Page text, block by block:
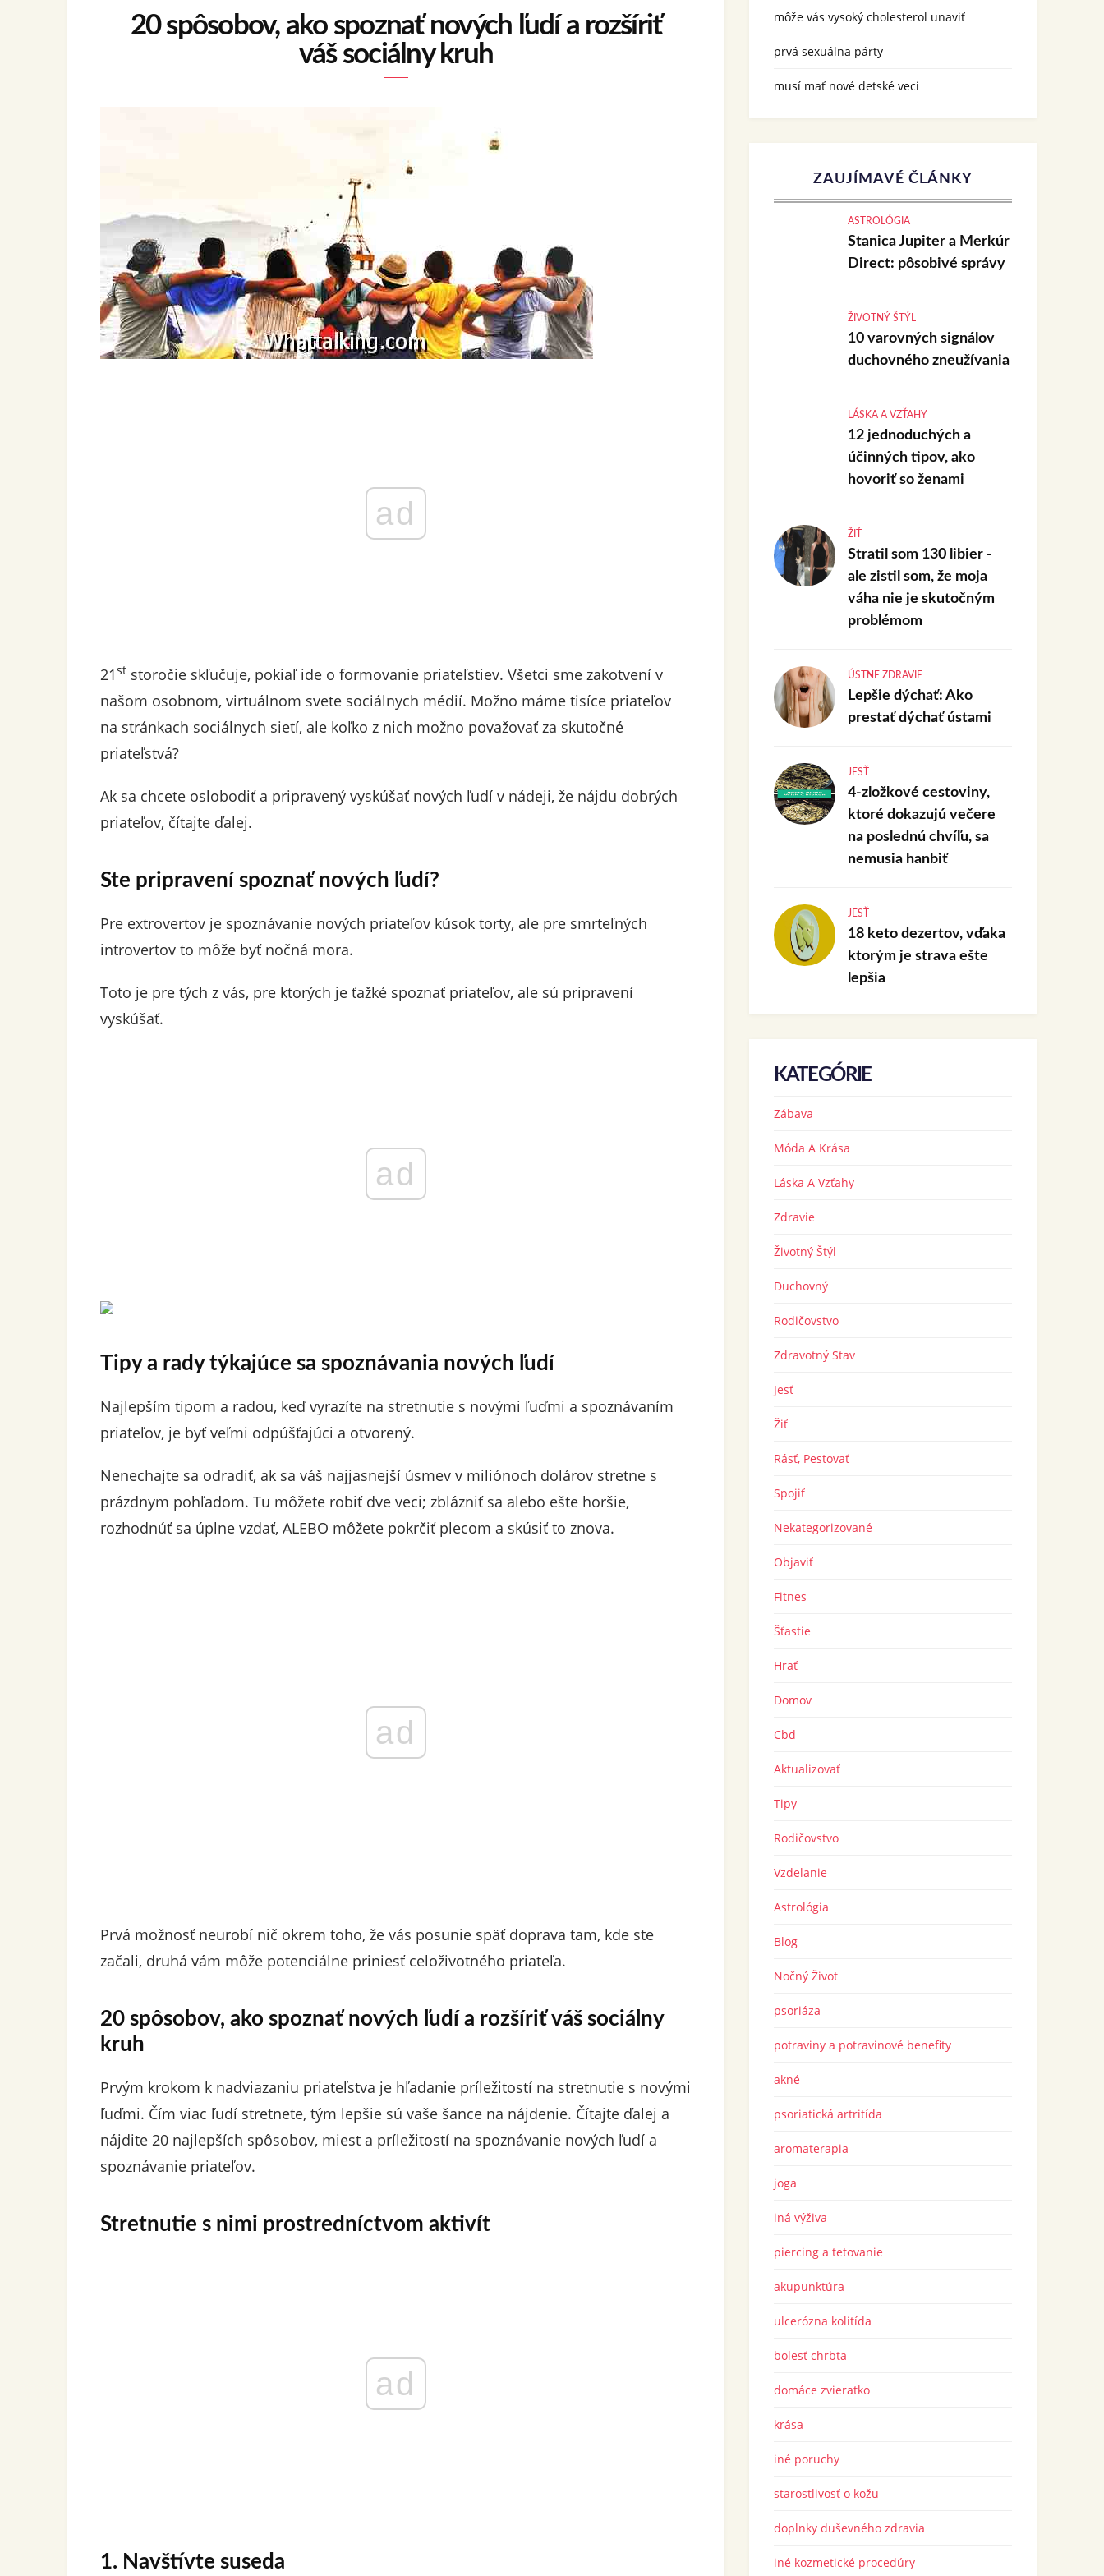
20 spôsobov, ako spoznať nových ľudí a rozšíriť
váš sociálny kruh
ad
21st storočie skľučuje, pokiaľ ide o formovanie priateľstiev. Všetci sme zakotvení v
našom osobnom, virtuálnom svete sociálnych médií. Možno máme tisíce priateľov
na stránkach sociálnych sietí, ale koľko z nich možno považovať za skutočné
priateľstvá?
Ak sa chcete oslobodiť a pripravený vyskúšať nových ľudí v nádeji, že nájdu dobrých
priateľov, čítajte ďalej.
Ste pripravení spoznať nových ľudí?
Pre extrovertov je spoznávanie nových priateľov kúsok torty, ale pre smrteľných
introvertov to môže byť nočná mora.
Toto je pre tých z vás, pre ktorých je ťažké spoznať priateľov, ale sú pripravení
vyskúšať.
ad
Tipy a rady týkajúce sa spoznávania nových ľudí
Najlepším tipom a radou, keď vyrazíte na stretnutie s novými ľuďmi a spoznávaním
priateľov, je byť veľmi odpúšťajúci a otvorený.
Nenechajte sa odradiť, ak sa váš najjasnejší úsmev v miliónoch dolárov stretne s
prázdnym pohľadom. Tu môžete robiť dve veci; zblázniť sa alebo ešte horšie,
rozhodnúť sa úplne vzdať, ALEBO môžete pokrčiť plecom a skúsiť to znova.
ad
Prvá možnosť neurobí nič okrem toho, že vás posunie späť doprava tam, kde ste
začali, druhá vám môže potenciálne priniesť celoživotného priateľa.
20 spôsobov, ako spoznať nových ľudí a rozšíriť váš sociálny
kruh
Prvým krokom k nadviazaniu priateľstva je hľadanie príležitostí na stretnutie s novými
ľuďmi. Čím viac ľudí stretnete, tým lepšie sú vaše šance na nájdenie. Čítajte ďalej a
nájdite 20 najlepších spôsobov, miest a príležitostí na spoznávanie nových ľudí a
spoznávanie priateľov.
Stretnutie s nimi prostredníctvom aktivít
ad
1. Navštívte suseda
môže vás vysoký cholesterol unaviť
prvá sexuálna párty
musí mať nové detské veci
ZAUJÍMAVÉ ČLÁNKY
ASTROLÓGIA
Stanica Jupiter a Merkúr
Direct: pôsobivé správy
ŽIVOTNÝ ŠTÝL
10 varovných signálov
duchovného zneužívania
LÁSKA A VZŤAHY
12 jednoduchých a
účinných tipov, ako
hovoriť so ženami
ŽIŤ
Stratil som 130 libier -
ale zistil som, že moja
váha nie je skutočným
problémom
ÚSTNE ZDRAVIE
Lepšie dýchať: Ako
prestať dýchať ústami
JESŤ
4-zložkové cestoviny,
ktoré dokazujú večere
na poslednú chvíľu, sa
nemusia hanbiť
JESŤ
18 keto dezertov, vďaka
ktorým je strava ešte
lepšia
KATEGÓRIE
Zábava
Móda A Krása
Láska A Vzťahy
Zdravie
Životný Štýl
Duchovný
Rodičovstvo
Zdravotný Stav
Jesť
Žiť
Rásť, Pestovať
Spojiť
Nekategorizované
Objaviť
Fitnes
Šťastie
Hrať
Domov
Cbd
Aktualizovať
Tipy
Rodičovstvo
Vzdelanie
Astrológia
Blog
Nočný Život
psoriáza
potraviny a potravinové benefity
akné
psoriatická artritída
aromaterapia
joga
iná výživa
piercing a tetovanie
akupunktúra
ulcerózna kolitída
bolesť chrbta
domáce zvieratko
krása
iné poruchy
starostlivosť o kožu
doplnky duševného zdravia
iné kozmetické procedúry